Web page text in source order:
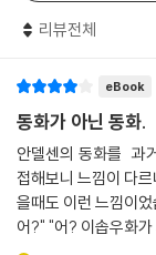
이어 새롭게 읽히고
울했던 현실을 꿈과
리고 사랑과 희망의 메
안데르센은 어린이
동화를 썼다. “내가
위한 것이기도 하다.
으며, 성숙한 어른이
다.”라고 말할 만큼
리뷰전체
eBook
동화가 아닌 동화.
안델센의 동화를 과
접해보니 느낌이 다
을때도 이런 느낌이
어?" "어? 이솝우화